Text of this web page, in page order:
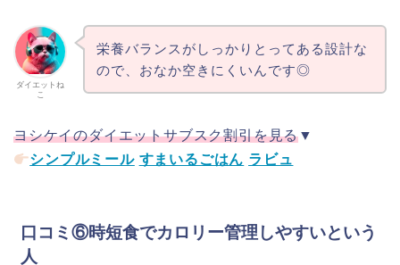
ダイエットね
こ
栄養バランスがしっかりとってある設計な
ので、おなか空きにくいんです◎
ヨシケイのダイエットサブスク割引を見る▼
シンプルミール すまいるごはん ラビュ
口コミ⑥時短食でカロリー管理しやすいという
人